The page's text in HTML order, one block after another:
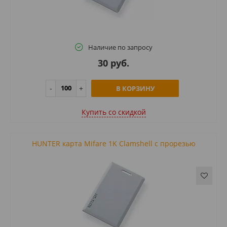
Наличие по запросу
30 руб.
В КОРЗИНУ
Купить cо скидкой
HUNTER карта Mifare 1K Clamshell с прорезью